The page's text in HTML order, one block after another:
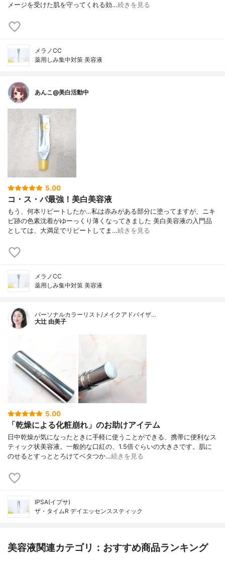
メージを受けた肌を守ってくれる効…続きを見る
メラノCC
薬用しみ集中対策 美容液
あんこ@美白活動中
5.00
コ・ス・パ最強！美白美容液
もう、何本リピートしたか…私は赤みがある部分に塗ってますが、ニキ
ビ跡の色素沈着がゆーっくり薄くなってきました 美白美容液の入門品
としては、大満足でリピートしてま…続きを見る
メラノCC
薬用しみ集中対策 美容液
パーソナルカラーリスト/メイクアドバイザ…
大辻 由美子
5.00
「乾燥による化粧崩れ」のお助けアイテム
日中乾燥が気になったときに手軽に使うことができる、携帯に便利なス
ティック状美容液。一般的な口紅の、1.5倍ぐらいの大きさです。肌に
のせるとすっととろけてベタつか…続きを見る
IPSA(イプサ)
ザ・タイムR デイエッセンススティック
美容液関連カテゴリ：おすすめ商品ランキング